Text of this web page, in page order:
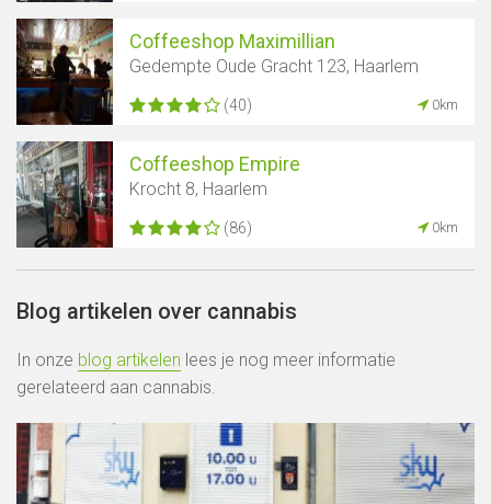
Coffeeshop Maximillian
Gedempte Oude Gracht 123, Haarlem
(40) 0km
Coffeeshop Empire
Krocht 8, Haarlem
(86) 0km
Blog artikelen over cannabis
In onze blog artikelen lees je nog meer informatie
gerelateerd aan cannabis.